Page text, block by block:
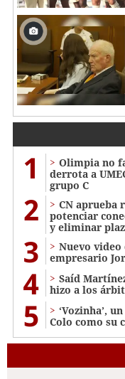
1
Olimpia no
derrota a
grupo C
2
CN aprueba
potenciar
y eliminar
3
Nuevo
empresario
4
Saíd
hizo a los
5
‘Vozinha’,
Colo como su